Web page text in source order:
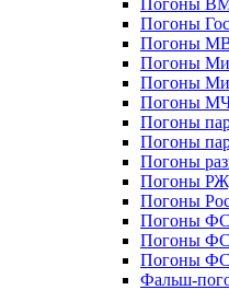
Погоны
Погоны
Погоны
Погоны
Погоны
Погоны
Погоны
Погоны
Погоны
Погоны
Погоны
Погоны
Погоны
Фальш-